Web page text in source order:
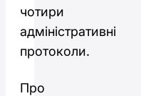
чотири
адміністративні
протоколи.
Про